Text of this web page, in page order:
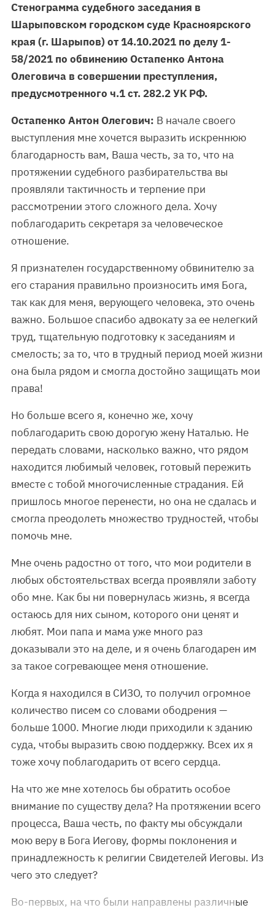
Стенограмма судебного заседания в
Шарыповском городском суде Красноярского
края (г. Шарыпов) от 14.10.2021 по делу 1-
58/2021 по обвинению Остапенко Антона
Олеговича в совершении преступления,
предусмотренного ч.1 ст. 282.2 УК РФ.
Остапенко Антон Олегович: В начале своего
выступления мне хочется выразить искреннюю
благодарность вам, Ваша честь, за то, что на
протяжении судебного разбирательства вы
проявляли тактичность и терпение при
рассмотрении этого сложного дела. Хочу
поблагодарить секретаря за человеческое
отношение.
Я признателен государственному обвинителю за
его старания правильно произносить имя Бога,
так как для меня, верующего человека, это очень
важно. Большое спасибо адвокату за ее нелегкий
труд, тщательную подготовку к заседаниям и
смелость; за то, что в трудный период моей жизни
она была рядом и смогла достойно защищать мои
права!
Но больше всего я, конечно же, хочу
поблагодарить свою дорогую жену Наталью. Не
передать словами, насколько важно, что рядом
находится любимый человек, готовый пережить
вместе с тобой многочисленные страдания. Ей
пришлось многое перенести, но она не сдалась и
смогла преодолеть множество трудностей, чтобы
помочь мне.
Мне очень радостно от того, что мои родители в
любых обстоятельствах всегда проявляли заботу
обо мне. Как бы ни повернулась жизнь, я всегда
остаюсь для них сыном, которого они ценят и
любят. Мои папа и мама уже много раз
доказывали это на деле, и я очень благодарен им
за такое согревающее меня отношение.
Когда я находился в СИЗО, то получил огромное
количество писем со словами ободрения —
больше 1000. Многие люди приходили к зданию
суда, чтобы выразить свою поддержку. Всех их я
тоже хочу поблагодарить от всего сердца.
На что же мне хотелось бы обратить особое
внимание по существу дела? На протяжении всего
процесса, Ваша честь, по факту мы обсуждали
мою веру в Бога Иегову, формы поклонения и
принадлежность к религии Свидетелей Иеговы. Из
чего это следует?
Во-первых, на что были направлены различные